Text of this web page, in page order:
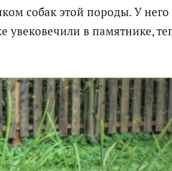
собак этой породы. У
в памятнике,